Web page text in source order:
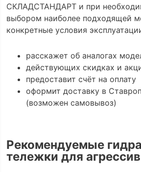
СКЛАДСТАНДАРТ и при
выбором наиболее подходящей
конкретные условия
расскажет об аналогах
действующих скидках и
предоставит счёт на оплату
оформит доставку в
(возможен самовывоз)
Рекомендуемые
тележки для